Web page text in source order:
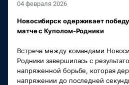
04 февраля 2026
Новосибирск одерживает
матче с Куполом-Родники
Встреча между командами
Родники завершилась с
напряженной борьбе, которая
напряжении до последней